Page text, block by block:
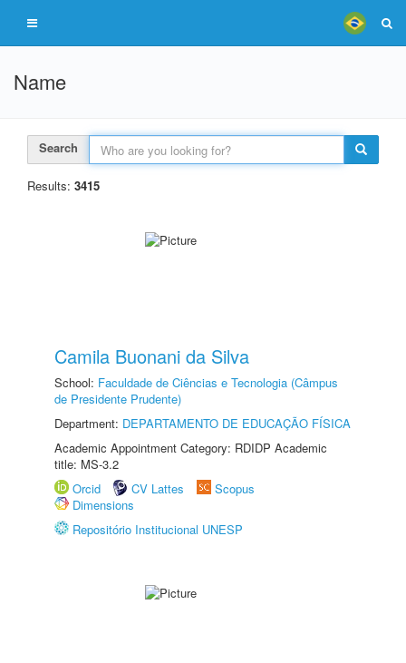
Name
Search
Results: 3415
Camila Buonani da Silva
School: Faculdade de Ciências e Tecnologia (Câmpus
de Presidente Prudente)
Department: DEPARTAMENTO DE EDUCAÇÃO FÍSICA
Academic Appointment Category: RDIDP Academic
title: MS-3.2
Orcid
CV Lattes
Scopus
Dimensions
Repositório Institucional UNESP